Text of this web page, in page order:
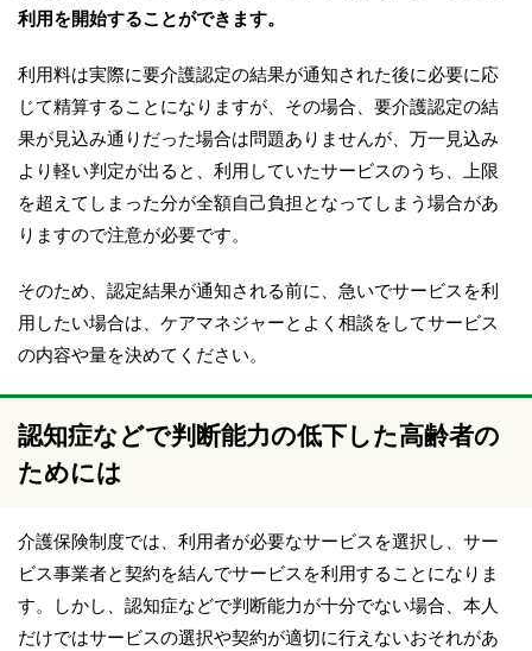
利用を開始することができます。
利用料は実際に要介護認定の結果が通知された後に必要に応
じて精算することになりますが、その場合、要介護認定の結
果が見込み通りだった場合は問題ありませんが、万一見込み
より軽い判定が出ると、利用していたサービスのうち、上限
を超えてしまった分が全額自己負担となってしまう場合があ
りますので注意が必要です。
そのため、認定結果が通知される前に、急いでサービスを利
用したい場合は、ケアマネジャーとよく相談をしてサービス
の内容や量を決めてください。
認知症などで判断能力の低下した高齢者の
ためには
介護保険制度では、利用者が必要なサービスを選択し、サー
ビス事業者と契約を結んでサービスを利用することになりま
す。しかし、認知症などで判断能力が十分でない場合、本人
だけではサービスの選択や契約が適切に行えないおそれがあ